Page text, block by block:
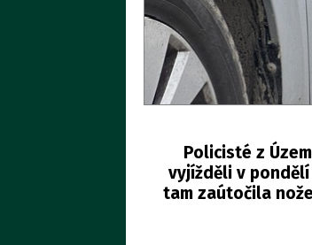
Policisté z
vyjížděli v
tam zaútočila